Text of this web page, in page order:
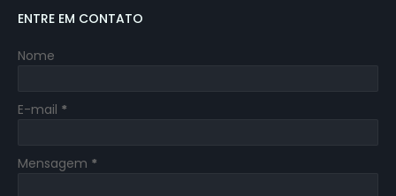
ENTRE EM CONTATO
Nome
E-mail *
Mensagem *